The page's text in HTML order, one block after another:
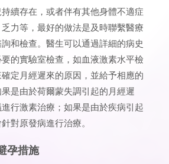
續存在，或者伴有其他身體不適症
力等，最好的做法是及時聯繫醫療
和檢查。醫生可以通過詳細的病史
的實驗室檢查，如血液激素水平檢
定月經遲來的原因，並給予相應的
是由於荷爾蒙失調引起的月經遲
行激素治療；如果是由於疾病引起
對原發病進行治療。
孕措施